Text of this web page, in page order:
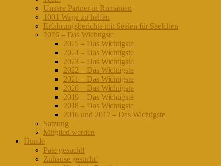
Unsere Partner in Rumänien
1001 Wege zu helfen
Erfahrungsberichte mit Seelen für Seelchen
2026 – Das Wichtigste
2025 – Das Wichtigste
2024 – Das Wichtigste
2023 – Das Wichtigste
2022 – Das Wichtigste
2021 – Das Wichtigste
2020 – Das Wichtigste
2019 – Das Wichtigste
2018 – Das Wichtigste
2016 und 2017 – Das Wichtigste
Satzung
Mitglied werden
Hunde
Pate gesucht!
Zuhause gesucht!